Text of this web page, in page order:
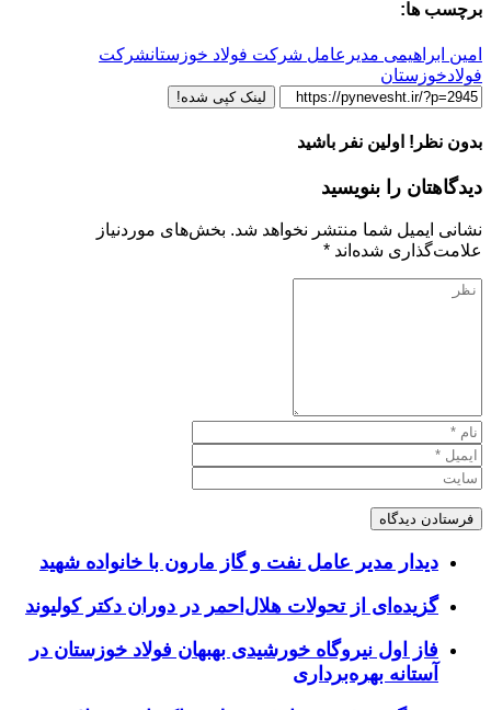
برچسب ها:
امین ابراهیمی مدیرعامل شرکت فولاد خوزستانشرکت
فولادخوزستان
لینک کپی شده!
بدون نظر! اولین نفر باشید
دیدگاهتان را بنویسید
نشانی ایمیل شما منتشر نخواهد شد. بخش‌های موردنیاز
علامت‌گذاری شده‌اند *
دیدار مدیر عامل نفت و گاز مارون با خانواده شهید
گزیده‌ای از تحولات هلال‌احمر در دوران دکتر کولیوند
فاز اول نیروگاه خورشیدی بهبهان فولاد خوزستان در
آستانه بهره‌برداری